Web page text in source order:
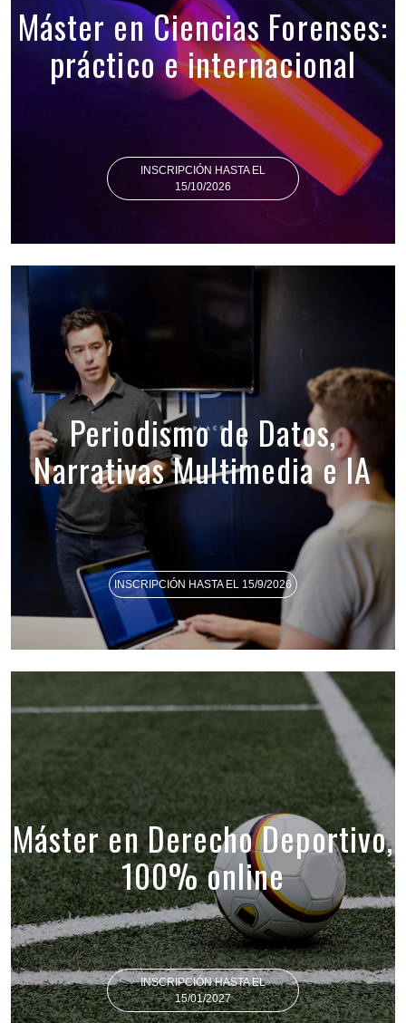
Máster en Ciencias Forenses:
práctico e internacional
INSCRIPCIÓN HASTA EL
15/10/2026
Periodismo de Datos,
Narrativas Multimedia e IA
INSCRIPCIÓN HASTA EL 15/9/2026
Máster en Derecho Deportivo,
100% online
INSCRIPCIÓN HASTA EL
15/01/2027